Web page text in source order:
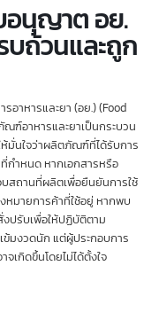
.
อนุญาต อย.
บถ้วนและถูก
ณฑ์อาหารและยาเป็นกระบวน